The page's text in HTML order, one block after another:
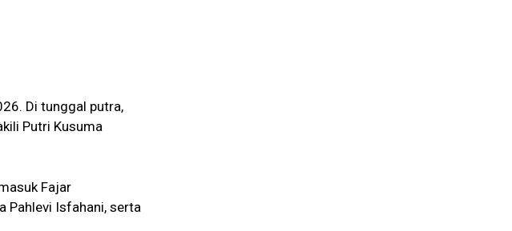
Di tunggal putra,
Putri Kusuma
Fajar
Pahlevi Isfahani, serta